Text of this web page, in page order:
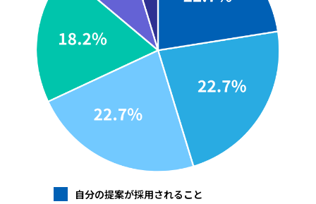
研修体験レポート
現場を楽しむための、
多様な学び
Recruitment Information
採用情報
採用担当からのメッセージ
自分の提案が採用されること